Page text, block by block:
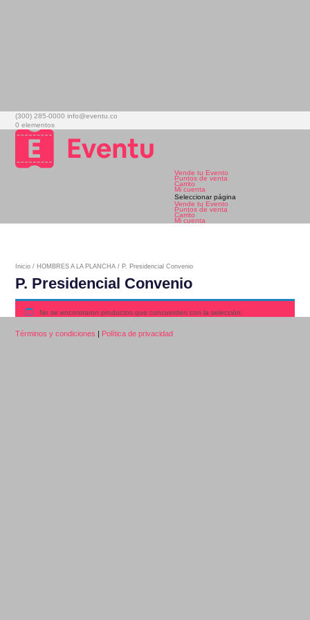
(300) 285-0000 info@eventu.co
0 elementos
Vende tu Evento
Puntos de venta
Carrito
Mi cuenta
Seleccionar página
Vende tu Evento
Puntos de venta
Carrito
Mi cuenta
Inicio / HOMBRES A LA PLANCHA / P. Presidencial Convenio
P. Presidencial Convenio
No se encontraron productos que concuerden con la selección.
Términos y condiciones | Política de privacidad